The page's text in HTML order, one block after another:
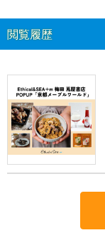
閲覧履歴